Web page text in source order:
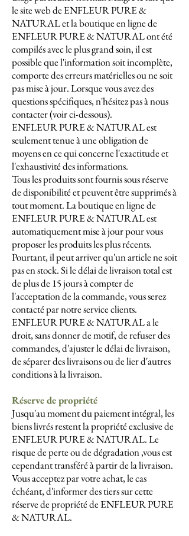
le site web de ENFLEUR PURE &
NATURAL et la boutique en ligne de
ENFLEUR PURE & NATURAL ont été
compilés avec le plus grand soin, il est
possible que l'information soit incomplète,
comporte des erreurs matérielles ou ne soit
pas mise à jour. Lorsque vous avez des
questions spécifiques, n'hésitez pas à nous
contacter (voir ci-dessous).
ENFLEUR PURE & NATURAL est
seulement tenue à une obligation de
moyens en ce qui concerne l'exactitude et
l'exhaustivité des informations.
Tous les produits sont fournis sous réserve
de disponibilité et peuvent être supprimés à
tout moment. La boutique en ligne de
ENFLEUR PURE & NATURAL est
automatiquement mise à jour pour vous
proposer les produits les plus récents.
Pourtant, il peut arriver qu'un article ne soit
pas en stock. Si le délai de livraison total est
de plus de 15 jours à compter de
l'acceptation de la commande, vous serez
contacté par notre service clients.
ENFLEUR PURE & NATURAL a le
droit, sans donner de motif, de refuser des
commandes, d'ajuster le délai de livraison,
de séparer des livraisons ou de lier d'autres
conditions à la livraison.
Réserve de propriété
Jusqu'au moment du paiement intégral, les
biens livrés restent la propriété exclusive de
ENFLEUR PURE & NATURAL. Le
risque de perte ou de dégradation ,vous est
cependant transféré à partir de la livraison.
Vous acceptez par votre achat, le cas
échéant, d'informer des tiers sur cette
réserve de propriété de ENFLEUR PURE
& NATURAL.